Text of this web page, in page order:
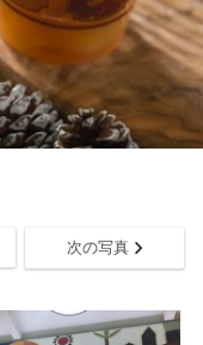
次の写真